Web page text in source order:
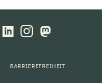
BARRIEREFREIHEIT